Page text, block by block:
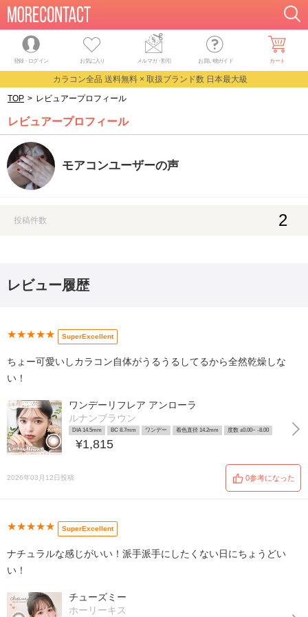
登録・ログイン お気に入り メルマガ・割引 お買い物ガイド カート
カラコン全品 送料無料 × 取扱ブランド数 日本最大級
TOP > レビュアープロフィール
レビュアープロフィール
モアコンユーザーの声
投稿件数 2
レビュー履歴
★★★★★ SuperExcellent
ちょー可愛いしカラコン自体がうるうるしてるから全然乾燥しな
い！
ワンデーリフレア アンローラ
ルナンブラウン
DIA 14.5mm BC 8.7mm ワンデー 着色直径 14.2mm 度数 ±0.00~ -8.00
¥1,815
2026年03月12日投稿 0参考になった
★★★★★ SuperExcellent
ナチュラルな感じがいい！派手派手にしたくない日にちょうどい
い！
チューズミー
ホーリーキス